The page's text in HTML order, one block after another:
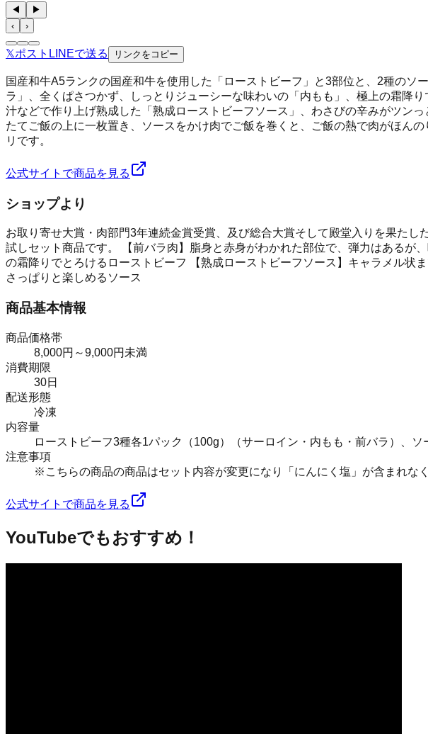
◀
▶
‹
›
𝕏ポスト LINEで送る リンクをコピー
国産和牛A5ランクの国産和牛を使用した「ローストビーフ」と3部位と、2種の
ラ」、全くぱさつかず、しっとりジューシーな味わいの「内もも」、極上の霜降
汁などで作り上げ熟成した「熟成ローストビーフソース」、わさびの辛みがツン
たてご飯の上に一枚置き、ソースをかけ肉でご飯を巻くと、ご飯の熱で肉がほん
リです。
公式サイトで商品を見る
ショップより
お取り寄せ大賞・肉部門3年連続金賞受賞、及び総合大賞そして殿堂入りを果た
試しセット商品です。 【前バラ肉】脂身と赤身がわかれた部位で、弾力はあるが
の霜降りでとろけるローストビーフ 【熟成ローストビーフソース】キャラメル状
さっぱりと楽しめるソース
商品基本情報
商品価格帯
8,000円～9,000円未満
消費期限
30日
配送形態
冷凍
内容量
ローストビーフ3種各1パック（100g）（サーロイン・内もも・前バラ）、
注意事項
※こちらの商品の商品はセット内容が変更になり「にんにく塩」が含まれな
公式サイトで商品を見る
YouTubeでもおすすめ！